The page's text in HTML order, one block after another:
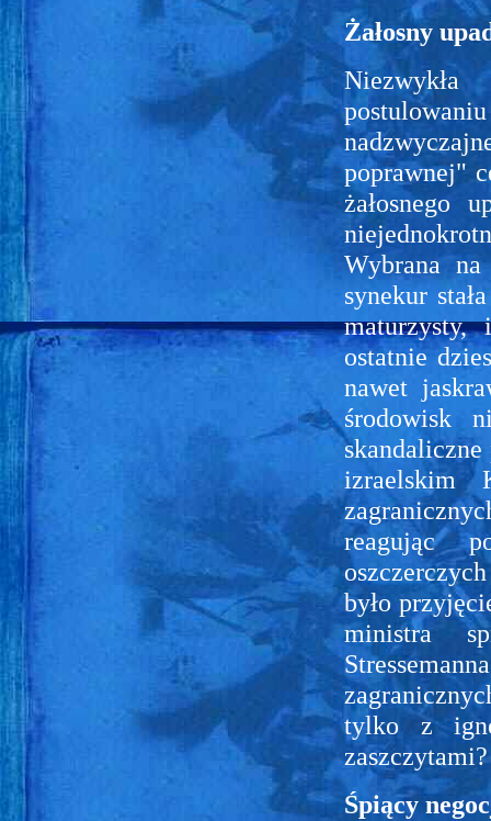
Żałosny
poprawnej"
żałosnego
Wybrana
synekur
ostatnie
nawet
środowisk
izraelskim
reagując
było
ministra
tylko z
zaszczytami?
Śpiący